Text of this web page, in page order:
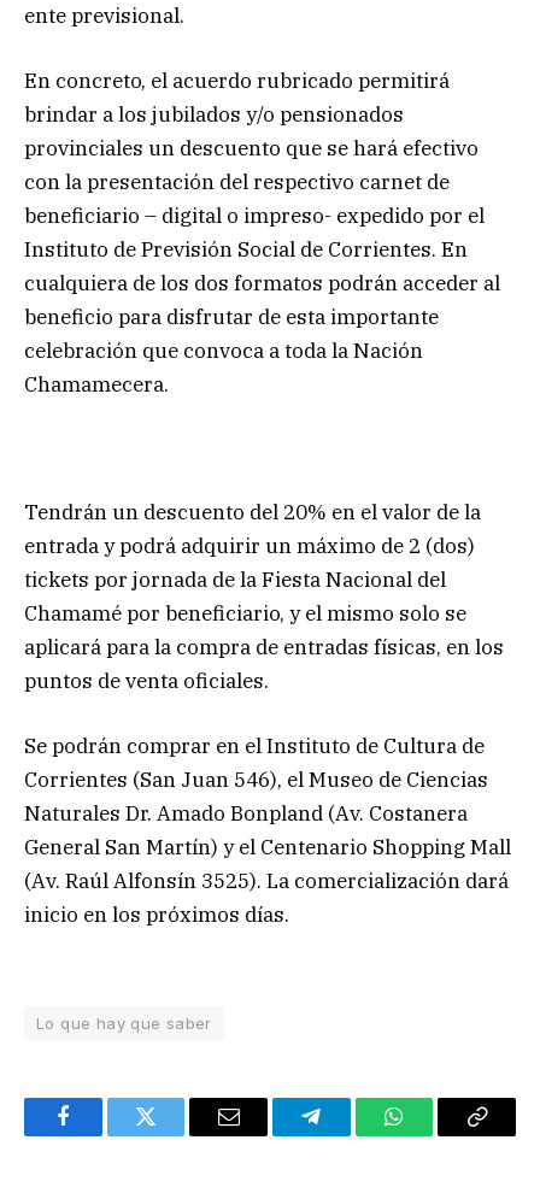
ente previsional.
En concreto, el acuerdo rubricado permitirá
brindar a los jubilados y/o pensionados
provinciales un descuento que se hará efectivo
con la presentación del respectivo carnet de
beneficiario – digital o impreso- expedido por el
Instituto de Previsión Social de Corrientes. En
cualquiera de los dos formatos podrán acceder al
beneficio para disfrutar de esta importante
celebración que convoca a toda la Nación
Chamamecera.
Tendrán un descuento del 20% en el valor de la
entrada y podrá adquirir un máximo de 2 (dos)
tickets por jornada de la Fiesta Nacional del
Chamamé por beneficiario, y el mismo solo se
aplicará para la compra de entradas físicas, en los
puntos de venta oficiales.
Se podrán comprar en el Instituto de Cultura de
Corrientes (San Juan 546), el Museo de Ciencias
Naturales Dr. Amado Bonpland (Av. Costanera
General San Martín) y el Centenario Shopping Mall
(Av. Raúl Alfonsín 3525). La comercialización dará
inicio en los próximos días.
Lo que hay que saber
FacebookTwitter Email TelegramWhatsAppCopy